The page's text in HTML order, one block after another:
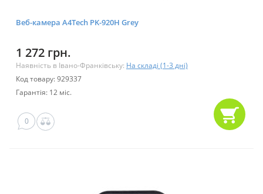
Веб-камера A4Tech PK-920H Grey
1 272 грн.
Наявність в Івано-Франківську: На складі (1-3 дні)
Код товару: 929337
Гарантія: 12 міс.
0